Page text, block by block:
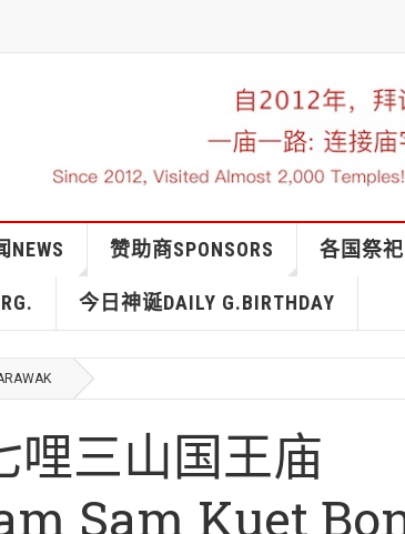
NEWS 赞助商SPONSORS 各国祭祀
今日神诞DAILY G.BIRTHDAY
哩三山国王庙
Sam Kuet